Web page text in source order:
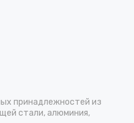
принадлежностей из
стали, алюминия,